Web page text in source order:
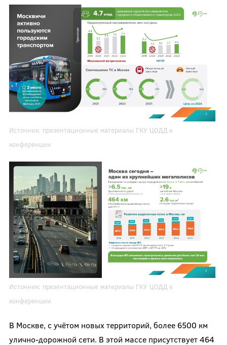
Источник: презентационные материалы ГКУ ЦОДД к
конференции
Источник: презентационные материалы ГКУ ЦОДД к
конференции
В Москве, с учётом новых территорий, более 6500 км
улично-дорожной сети. В этой массе присутствует 464